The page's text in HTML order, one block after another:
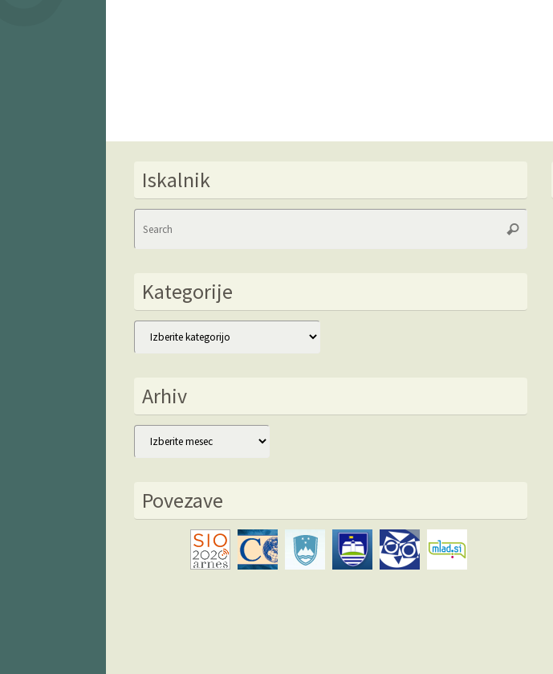
Iskalnik
Search
Kategorije
Kategorije
Arhiv
Arhiv
Povezave